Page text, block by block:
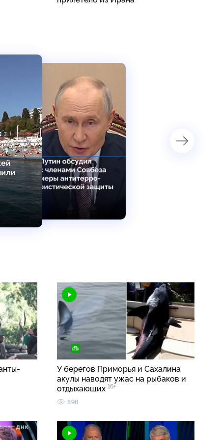
У берегов Приморья и Сахалина
акулы наводят ужас на рыбаков и
отдыхающих 16+
898